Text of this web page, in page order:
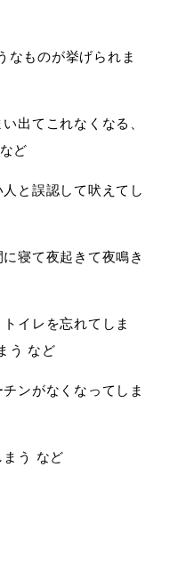
なものが挙げられま
出てこれなくなる、
ど
と誤認して吠えてし
寝て夜起きて夜鳴き
イレを忘れてしま
う など
ンがなくなってしま
う など